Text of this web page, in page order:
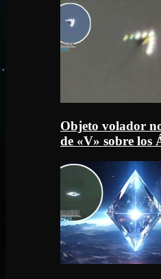
Objeto volador
de «V» sobre los